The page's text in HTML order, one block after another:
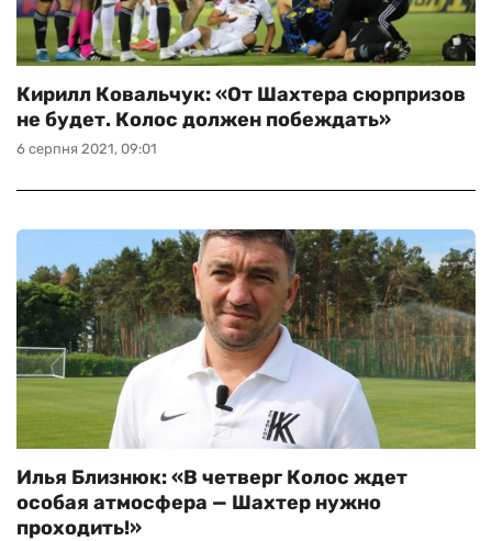
6 серпня 2021, 09:01
Кирилл Ковальчук: «От Шахтера сюрпризов
не будет. Колос должен побеждать»
Илья Близнюк: «В четверг Колос ждет
особая атмосфера — Шахтер нужно
проходить!»